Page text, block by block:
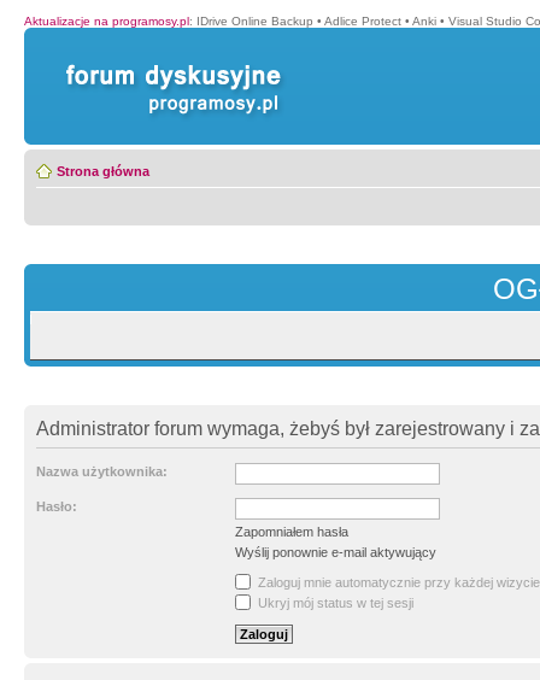
Aktualizacje na programosy.pl: IDrive Online Backup • Adlice Protect • Anki • Visual Studio
Strona główna
Administrator forum wymaga, żebyś był zarejestrowany i
Nazwa użytkownika:
Hasło:
Zapomniałem hasła
Wyślij ponownie e-mail aktywujący
Zaloguj mnie automatycznie przy każdej wizycie
Ukryj mój status w tej sesji